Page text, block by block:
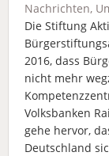
Nachrichten,
Die Stiftung
2016, dass
nicht mehr
Volksbanken
gehe hervor,
Deutschland